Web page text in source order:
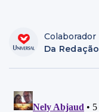
Colaborador
Da Redação